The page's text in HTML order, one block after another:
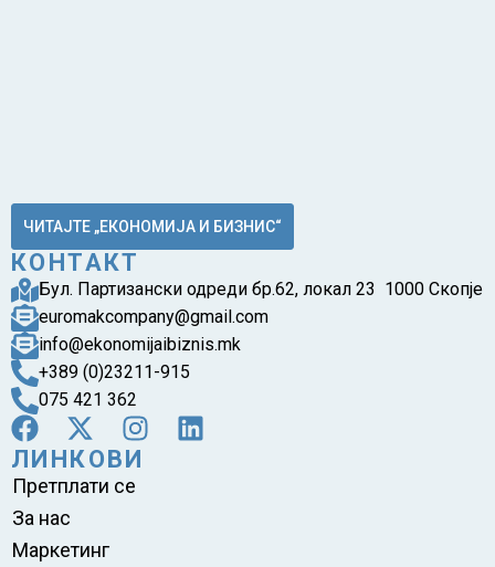
ЧИТАЈТЕ „ЕКОНОМИЈА И БИЗНИС“
КОНТАКТ
Бул. Партизански одреди бр.62, локал 23 1000 Скопје
euromakcompany@gmail.com
info@ekonomijaibiznis.mk
+389 (0)23211-915
075 421 362
ЛИНКОВИ
Претплати се
За нас
Маркетинг